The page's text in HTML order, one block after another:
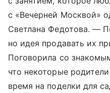
с «Вечерней Москвой»
Светлана Федотова. —
но идея продавать их
Поговорила со
что некоторые
время на поделки для